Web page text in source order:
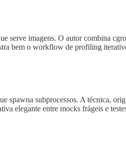
serve imagens. O autor combina
bem o workflow de profiling
spawna subprocessos. A técnica,
elegante entre mocks frágeis e